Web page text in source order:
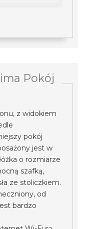
Pokój
z widokiem
pokój
jest w
o rozmiarze
szafką,
ze stoliczkiem.
od
bardzo